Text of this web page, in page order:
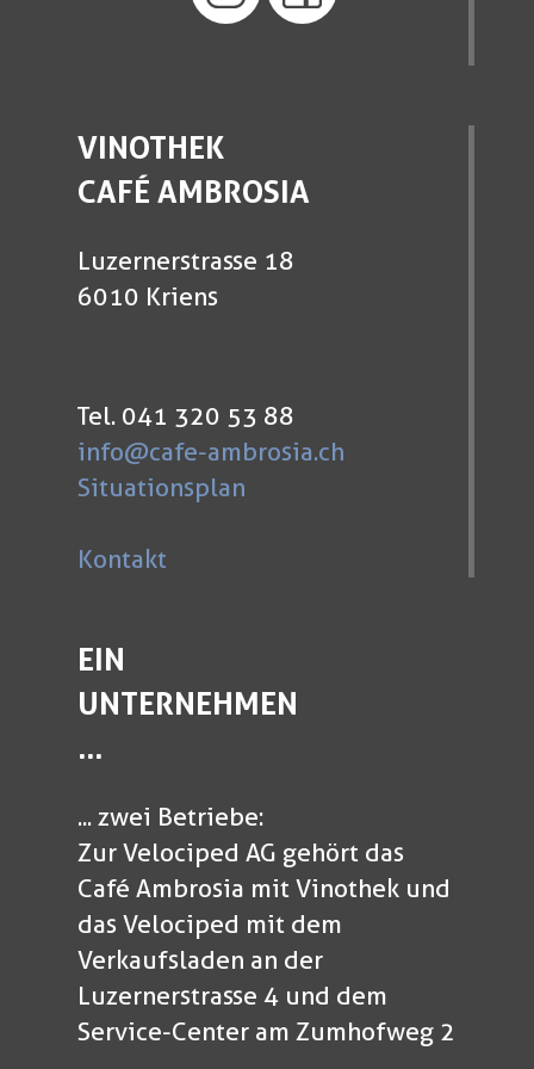
VINOTHEK
CAFÉ AMBROSIA
Luzernerstrasse 18
6010 Kriens
Tel. 041 320 53 88
info@cafe-ambrosia.ch
Situationsplan
Kontakt
EIN
UNTERNEHMEN
...
... zwei Betriebe:
Zur Velociped AG gehört das
Café Ambrosia mit Vinothek und
das Velociped mit dem
Verkaufsladen an der
Luzernerstrasse 4 und dem
Service-Center am Zumhofweg 2